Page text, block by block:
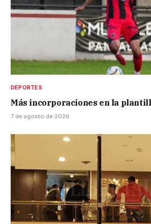
DEPORTES
Más incorporaciones en la
7 de agosto de 2026